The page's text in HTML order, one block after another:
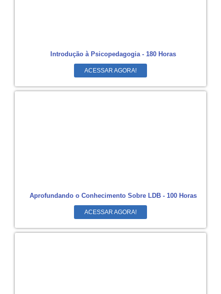
Introdução à Psicopedagogia - 180 Horas
ACESSAR AGORA!
Aprofundando o Conhecimento Sobre LDB - 100 Horas
ACESSAR AGORA!